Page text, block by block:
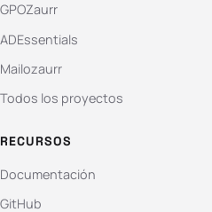
GPOZaurr
ADEssentials
Mailozaurr
Todos los proyectos
RECURSOS
Documentación
GitHub